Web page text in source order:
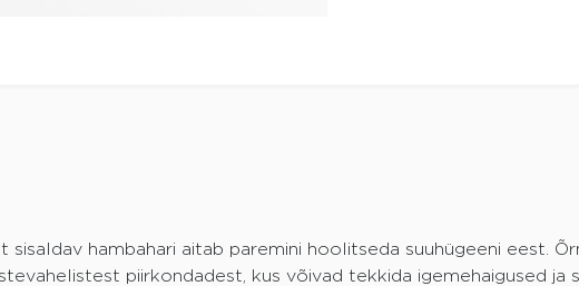
hambahari aitab paremini hoolitseda suuhügeeni eest.
piirkondadest, kus võivad tekkida igemehaigused ja